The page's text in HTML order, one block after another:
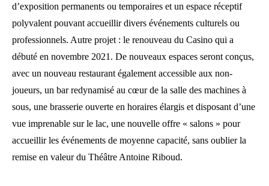
d’exposition permanents ou temporaires et un espace réceptif
polyvalent pouvant accueillir divers événements culturels ou
professionnels. Autre projet : le renouveau du Casino qui a
débuté en novembre 2021. De nouveaux espaces seront conçus,
avec un nouveau restaurant également accessible aux non‐
joueurs, un bar redynamisé au cœur de la salle des machines à
sous, une brasserie ouverte en horaires élargis et disposant d’une
vue imprenable sur le lac, une nouvelle offre « salons » pour
accueillir les événements de moyenne capacité, sans oublier la
remise en valeur du Théâtre Antoine Riboud.